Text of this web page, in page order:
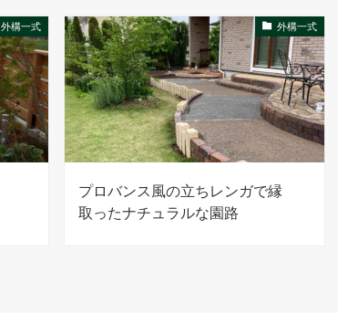
外構一式 外構一式
プロバンス風の立ちレンガで縁
取ったナチュラルな園路